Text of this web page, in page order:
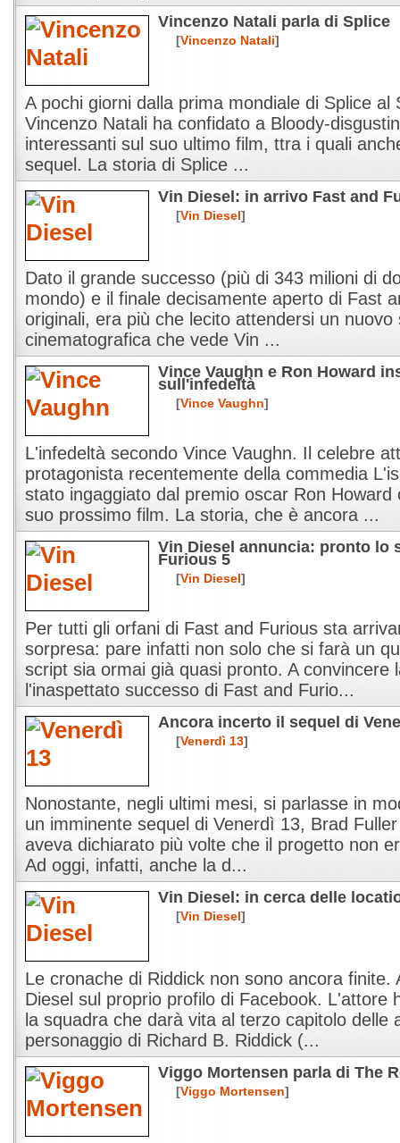
Vincenzo Natali parla di Splice
[Vincenzo Natali]
A pochi giorni dalla prima mondiale di Splice al
Vincenzo Natali ha confidato a Bloody-
interessanti sul suo ultimo film, ttra i quali
sequel. La storia di Splice ...
Vin Diesel: in arrivo Fast and
[Vin Diesel]
Dato il grande successo (più di 343 milioni di
mondo) e il finale decisamente aperto di Fast
originali, era più che lecito attendersi un nuovo
cinematografica che vede Vin ...
Vince Vaughn e Ron Howard
sull'infedeltà
[Vince Vaughn]
L'infedeltà secondo Vince Vaughn. Il celebre
protagonista recentemente della commedia
stato ingaggiato dal premio oscar Ron
suo prossimo film. La storia, che è ancora ...
Vin Diesel annuncia: pronto lo
Furious 5
[Vin Diesel]
Per tutti gli orfani di Fast and Furious sta
sorpresa: pare infatti non solo che si farà un
script sia ormai già quasi pronto. A convincere
l'inaspettato successo di Fast and Furio...
Ancora incerto il sequel di
[Venerdì 13]
Nonostante, negli ultimi mesi, si parlasse in
un imminente sequel di Venerdì 13, Brad
aveva dichiarato più volte che il progetto non
Ad oggi, infatti, anche la d...
Vin Diesel: in cerca delle
[Vin Diesel]
Le cronache di Riddick non sono ancora finite.
Diesel sul proprio profilo di Facebook. L'attore
la squadra che darà vita al terzo capitolo delle
personaggio di Richard B. Riddick (...
Viggo Mortensen parla di The
[Viggo Mortensen]